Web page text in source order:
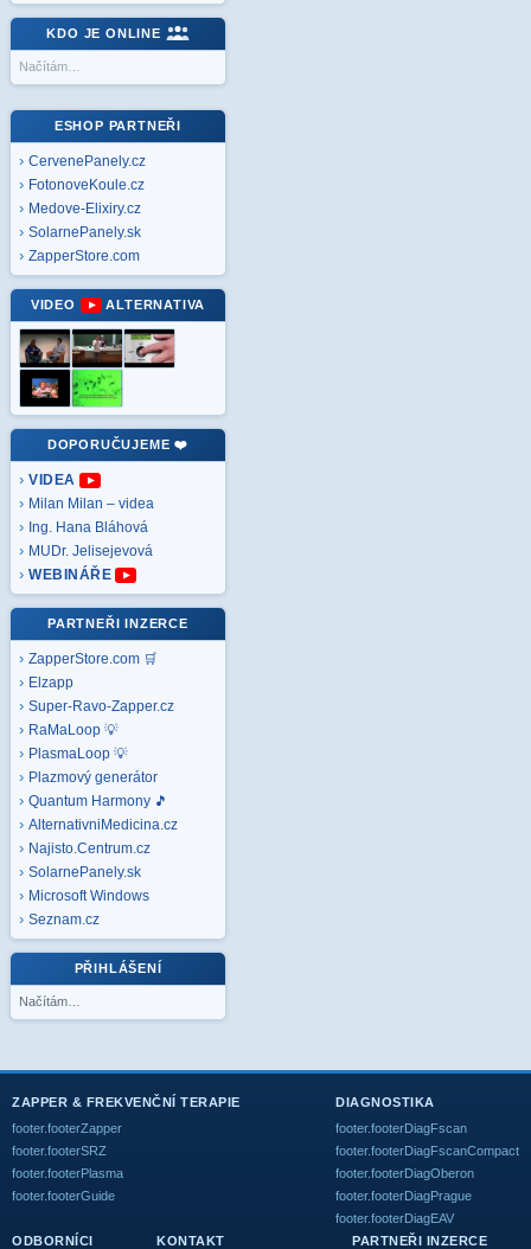
KDO JE ONLINE
Načítám…
ESHOP PARTNEŘI
CervenePanely.cz
FotonoveKoule.cz
Medove-Elixiry.cz
SolarnePanely.sk
ZapperStore.com
VIDEO ALTERNATIVA
DOPORUČUJEME ❤️
VIDEA
Milan Milan – videa
Ing. Hana Bláhová
MUDr. Jelisejevová
WEBINÁŘE
PARTNEŘI INZERCE
ZapperStore.com 🛒
Elzapp
Super-Ravo-Zapper.cz
RaMaLoop 💡
PlasmaLoop 💡
Plazmový generátor
Quantum Harmony 🎵
AlternativniMedicina.cz
Najisto.Centrum.cz
SolarnePanely.sk
Microsoft Windows
Seznam.cz
PŘIHLÁŠENÍ
Načítám…
ZAPPER & FREKVENČNÍ TERAPIE
footer.footerZapper
footer.footerSRZ
footer.footerPlasma
footer.footerGuide
DIAGNOSTIKA
footer.footerDiagFscan
footer.footerDiagFscanCompact
footer.footerDiagOberon
footer.footerDiagPrague
footer.footerDiagEAV
ODBORNÍCI
KONTAKT PARTNEŘI INZERCE